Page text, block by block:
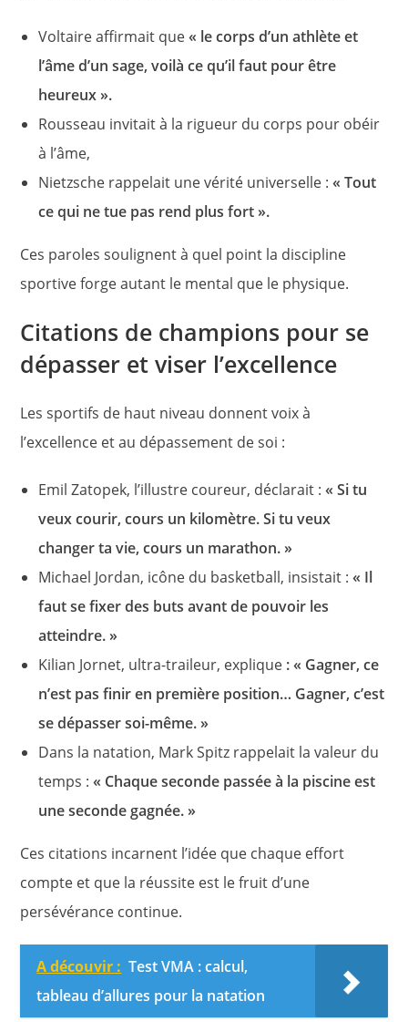
Voltaire affirmait que« le corps d’un athlète et
l’âme d’un sage, voilà ce qu’il faut pour être
heureux ».
Rousseau invitait à la rigueur du corps pour obéir
à l’âme,
Nietzsche rappelait une vérité universelle : « Tout
ce qui ne tue pas rend plus fort ».
Ces paroles soulignent à quel point la discipline
sportive forge autant le mental que le physique.
Citations de champions pour se
dépasser et viser l’excellence
Les sportifs de haut niveau donnent voix à
l’excellence et au dépassement de soi :
Emil Zatopek, l’illustre coureur, déclarait :« Si tu
veux courir, cours un kilomètre. Si tu veux
changer ta vie, cours un marathon. »
Michael Jordan, icône du basketball, insistait :« Il
faut se fixer des buts avant de pouvoir les
atteindre. »
Kilian Jornet, ultra-traileur, explique : « Gagner, ce
n’est pas finir en première position… Gagner, c’est
se dépasser soi-même. »
Dans la natation, Mark Spitz rappelait la valeur du
temps : « Chaque seconde passée à la piscine est
une seconde gagnée. »
Ces citations incarnent l’idée que chaque effort
compte et que la réussite est le fruit d’une
persévérance continue.
A découvir : Test VMA : calcul,
tableau d’allures pour la natation